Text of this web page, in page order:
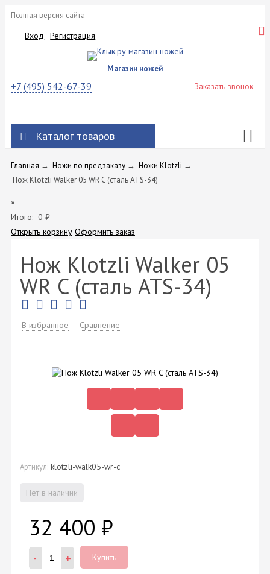
Полная версия сайта
Вход Регистрация
Магазин ножей
+7 (495) 542-67-39 Заказать звонок
Каталог товаров
Главная → Ножи по предзаказу → Ножи Klotzli →
Нож Klotzli Walker 05 WR C (сталь ATS-34)
×
Итого: 0 ₽
Открыть корзину Оформить заказ
Нож Klotzli Walker 05
WR C (сталь ATS-34)
В избранное Сравнение
Артикул: klotzli-walk05-wr-c
Нет в наличии
32 400 ₽
- + Купить